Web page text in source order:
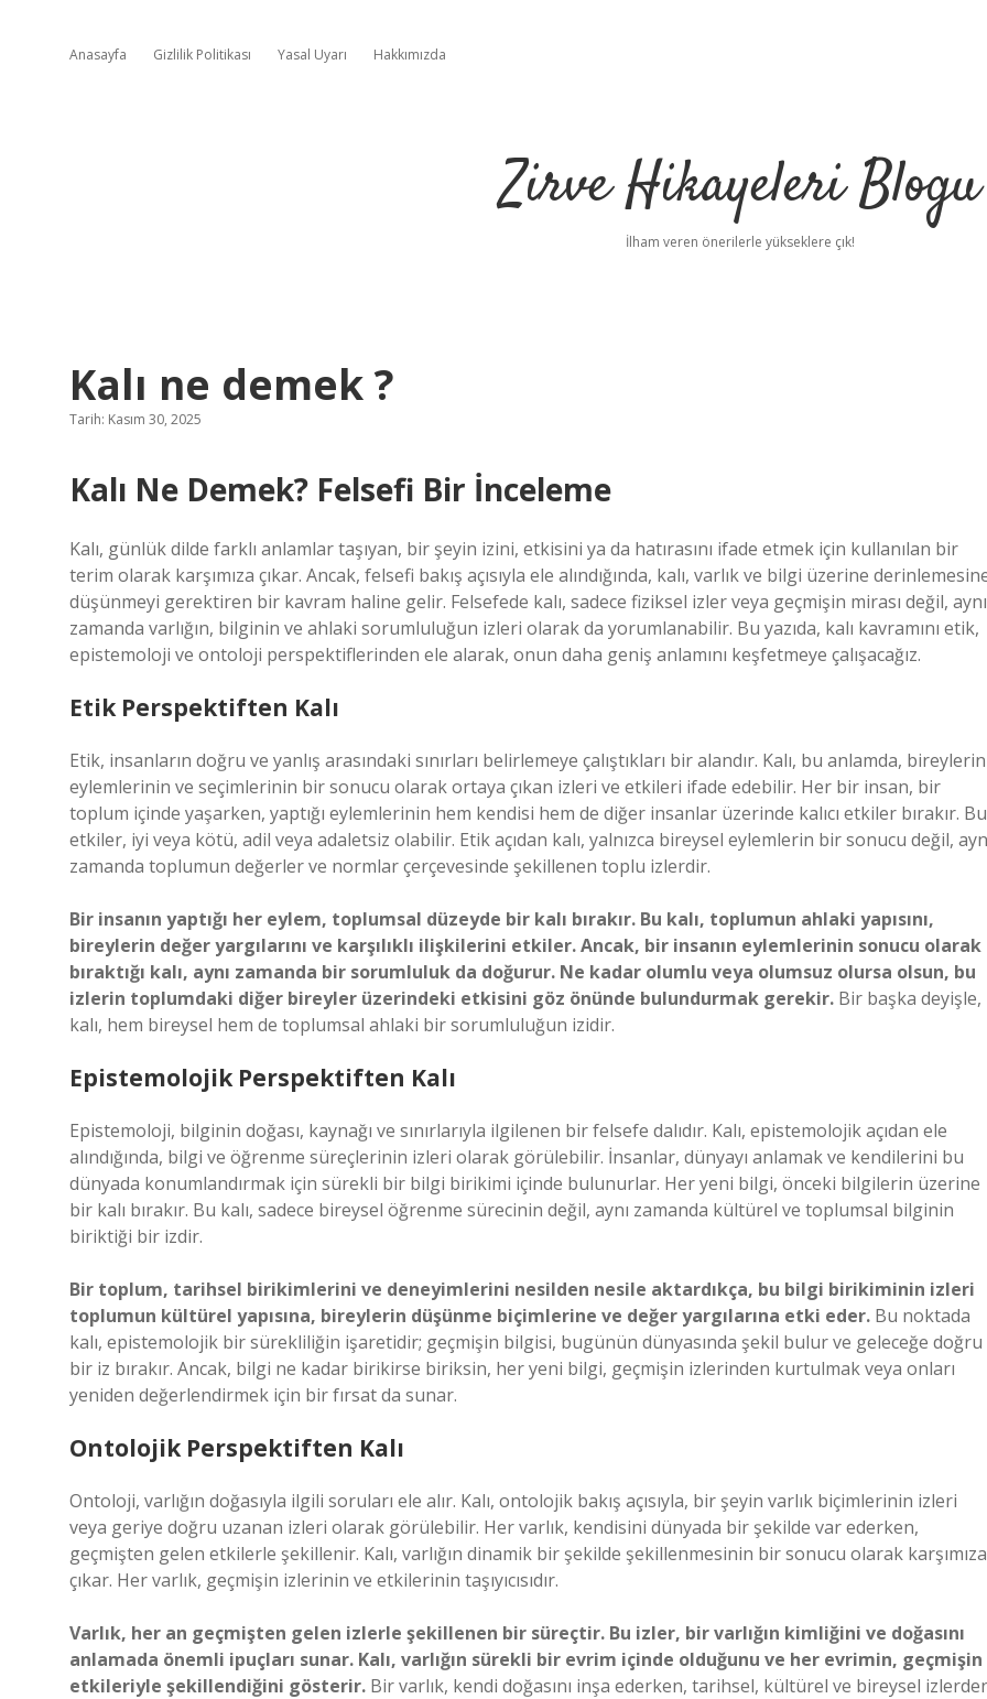
Anasayfa Gizlilik Politikası Yasal Uyarı Hakkımızda
Zirve Hikayeleri Blogu
İlham veren önerilerle yükseklere çık!
Kalı ne demek ?
Tarih: Kasım 30, 2025
Kalı Ne Demek? Felsefi Bir İnceleme
Kalı, günlük dilde farklı anlamlar taşıyan, bir şeyin izini, etkisini ya da hatırasını ifade etmek için kullanılan bir
terim olarak karşımıza çıkar. Ancak, felsefi bakış açısıyla ele alındığında, kalı, varlık ve bilgi üzerine
düşünmeyi gerektiren bir kavram haline gelir. Felsefede kalı, sadece fiziksel izler veya geçmişin mirası değil, aynı
zamanda varlığın, bilginin ve ahlaki sorumluluğun izleri olarak da yorumlanabilir. Bu yazıda, kalı kavramını etik,
epistemoloji ve ontoloji perspektiflerinden ele alarak, onun daha geniş anlamını keşfetmeye çalışacağız.
Etik Perspektiften Kalı
Etik, insanların doğru ve yanlış arasındaki sınırları belirlemeye çalıştıkları bir alandır. Kalı, bu anlamda, bireylerin
eylemlerinin ve seçimlerinin bir sonucu olarak ortaya çıkan izleri ve etkileri ifade edebilir. Her bir insan, bir
toplum içinde yaşarken, yaptığı eylemlerinin hem kendisi hem de diğer insanlar üzerinde kalıcı etkiler bırakır. Bu
etkiler, iyi veya kötü, adil veya adaletsiz olabilir. Etik açıdan kalı, yalnızca bireysel eylemlerin bir sonucu değil,
zamanda toplumun değerler ve normlar çerçevesinde şekillenen toplu izlerdir.
Bir insanın yaptığı her eylem, toplumsal düzeyde bir kalı bırakır. Bu kalı, toplumun ahlaki yapısını,
bireylerin değer yargılarını ve karşılıklı ilişkilerini etkiler. Ancak, bir insanın eylemlerinin sonucu olarak
bıraktığı kalı, aynı zamanda bir sorumluluk da doğurur. Ne kadar olumlu veya olumsuz olursa olsun, bu
izlerin toplumdaki diğer bireyler üzerindeki etkisini göz önünde bulundurmak gerekir. Bir başka deyişle,
kalı, hem bireysel hem de toplumsal ahlaki bir sorumluluğun izidir.
Epistemolojik Perspektiften Kalı
Epistemoloji, bilginin doğası, kaynağı ve sınırlarıyla ilgilenen bir felsefe dalıdır. Kalı, epistemolojik açıdan ele
alındığında, bilgi ve öğrenme süreçlerinin izleri olarak görülebilir. İnsanlar, dünyayı anlamak ve kendilerini bu
dünyada konumlandırmak için sürekli bir bilgi birikimi içinde bulunurlar. Her yeni bilgi, önceki bilgilerin üzerine
bir kalı bırakır. Bu kalı, sadece bireysel öğrenme sürecinin değil, aynı zamanda kültürel ve toplumsal bilginin
biriktiği bir izdir.
Bir toplum, tarihsel birikimlerini ve deneyimlerini nesilden nesile aktardıkça, bu bilgi birikiminin izleri
toplumun kültürel yapısına, bireylerin düşünme biçimlerine ve değer yargılarına etki eder. Bu noktada
kalı, epistemolojik bir sürekliliğin işaretidir; geçmişin bilgisi, bugünün dünyasında şekil bulur ve geleceğe doğru
bir iz bırakır. Ancak, bilgi ne kadar birikirse biriksin, her yeni bilgi, geçmişin izlerinden kurtulmak veya onları
yeniden değerlendirmek için bir fırsat da sunar.
Ontolojik Perspektiften Kalı
Ontoloji, varlığın doğasıyla ilgili soruları ele alır. Kalı, ontolojik bakış açısıyla, bir şeyin varlık biçimlerinin izleri
veya geriye doğru uzanan izleri olarak görülebilir. Her varlık, kendisini dünyada bir şekilde var ederken,
geçmişten gelen etkilerle şekillenir. Kalı, varlığın dinamik bir şekilde şekillenmesinin bir sonucu olarak karşımıza
çıkar. Her varlık, geçmişin izlerinin ve etkilerinin taşıyıcısıdır.
Varlık, her an geçmişten gelen izlerle şekillenen bir süreçtir. Bu izler, bir varlığın kimliğini ve doğasını
anlamada önemli ipuçları sunar. Kalı, varlığın sürekli bir evrim içinde olduğunu ve her evrimin, geçmişin
etkileriyle şekillendiğini gösterir. Bir varlık, kendi doğasını inşa ederken, tarihsel, kültürel ve bireysel